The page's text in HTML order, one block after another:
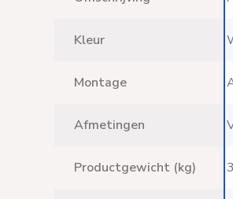
Kleur
Montage
Afmetingen
Productgewicht (kg)